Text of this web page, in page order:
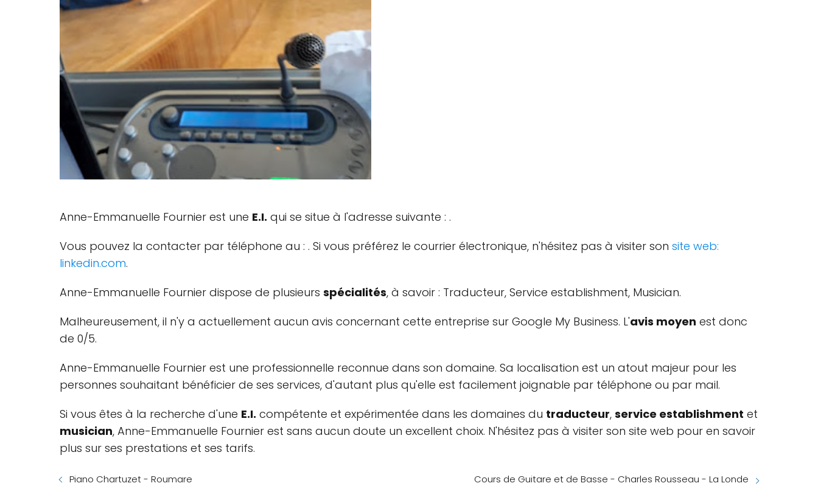
Anne-Emmanuelle Fournier est une E.I. qui se situe à l'adresse suivante : .
Vous pouvez la contacter par téléphone au : . Si vous préférez le courrier électronique, n'hésitez pas à visiter son site web:
linkedin.com.
Anne-Emmanuelle Fournier dispose de plusieurs spécialités, à savoir : Traducteur, Service establishment, Musician.
Malheureusement, il n'y a actuellement aucun avis concernant cette entreprise sur Google My Business. L'avis moyen est donc
de 0/5.
Anne-Emmanuelle Fournier est une professionnelle reconnue dans son domaine. Sa localisation est un atout majeur pour les
personnes souhaitant bénéficier de ses services, d'autant plus qu'elle est facilement joignable par téléphone ou par mail.
Si vous êtes à la recherche d'une E.I. compétente et expérimentée dans les domaines du traducteur, service establishment et
musician, Anne-Emmanuelle Fournier est sans aucun doute un excellent choix. N'hésitez pas à visiter son site web pour en savoir
plus sur ses prestations et ses tarifs.
Piano Chartuzet - Roumare Cours de Guitare et de Basse - Charles Rousseau - La Londe